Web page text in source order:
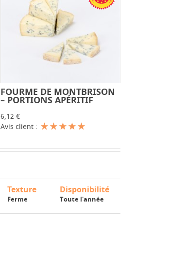
- +
FOURME DE MONTBRISON
– PORTIONS APÉRITIF
6,12 €
Avis client :
Texture
Ferme
Disponibilité
Toute l'année